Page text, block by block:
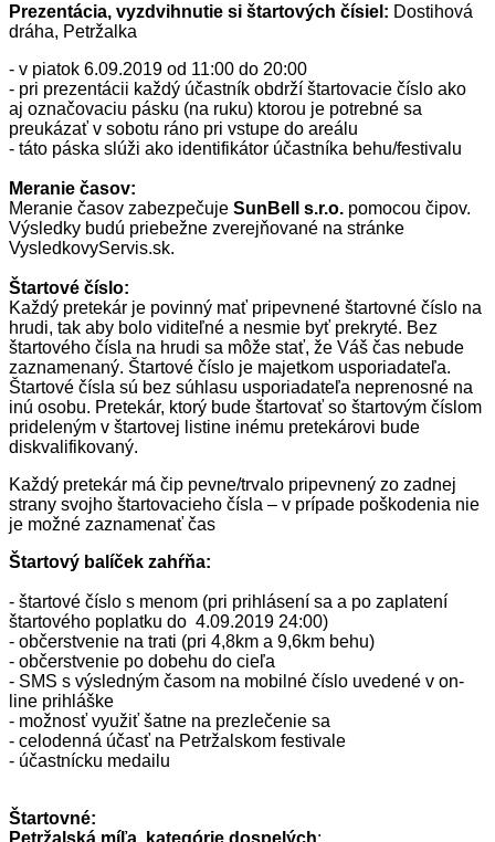
Prezentácia, vyzdvihnutie si štartových čísiel: Dostihová
dráha, Petržalka
- v piatok 6.09.2019 od 11:00 do 20:00
- pri prezentácii každý účastník obdrží štartovacie číslo ako
aj označovaciu pásku (na ruku) ktorou je potrebné sa
preukázať v sobotu ráno pri vstupe do areálu
- táto páska slúži ako identifikátor účastníka behu/festivalu
Meranie časov:
Meranie časov zabezpečuje SunBell s.r.o. pomocou čipov.
Výsledky budú priebežne zverejňované na stránke
VysledkovyServis.sk.
Štartové číslo:
Každý pretekár je povinný mať pripevnené štartovné číslo na
hrudi, tak aby bolo viditeľné a nesmie byť prekryté. Bez
štartového čísla na hrudi sa môže stať, že Váš čas nebude
zaznamenaný. Štartové číslo je majetkom usporiadateľa.
Štartové čísla sú bez súhlasu usporiadateľa neprenosné na
inú osobu. Pretekár, ktorý bude štartovať so štartovým číslom
prideleným v štartovej listine inému pretekárovi bude
diskvalifikovaný.
Každý pretekár má čip pevne/trvalo pripevnený zo zadnej
strany svojho štartovacieho čísla – v prípade poškodenia nie
je možné zaznamenať čas
Štartový balíček zahŕňa:
- štartové číslo s menom (pri prihlásení sa a po zaplatení
štartového poplatku do 4.09.2019 24:00)
- občerstvenie na trati (pri 4,8km a 9,6km behu)
- občerstvenie po dobehu do cieľa
- SMS s výsledným časom na mobilné číslo uvedené v on-
line prihláške
- možnosť využiť šatne na prezlečenie sa
- celodenná účasť na Petržalskom festivale
- účastnícku medailu
Štartovné:
Petržalská míľa, kategórie dospelých: